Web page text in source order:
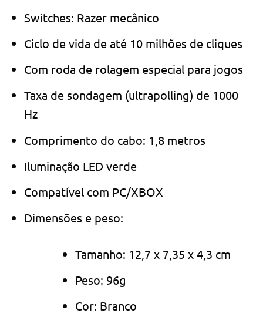
Switches: Razer mecânico
Ciclo de vida de até 10 milhões de cliques
Com roda de rolagem especial para jogos
Taxa de sondagem (ultrapolling) de 1000
Hz
Comprimento do cabo: 1,8 metros
Iluminação LED verde
Compatível com PC/XBOX
Dimensões e peso:
Tamanho: 12,7 x 7,35 x 4,3 cm
Peso: 96g
Cor: Branco